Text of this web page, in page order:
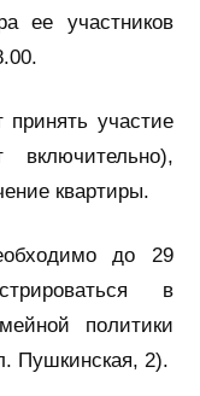
ее участников
принять участие
квартиры.
до 29
в
политики
Пушкинская, 2).